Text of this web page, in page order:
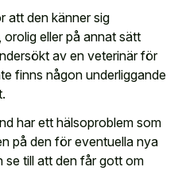
att den känner sig
orolig eller på annat sätt
av en veterinär för
finns någon underliggande
har ett hälsoproblem som
på den för eventuella nya
till att den får gott om